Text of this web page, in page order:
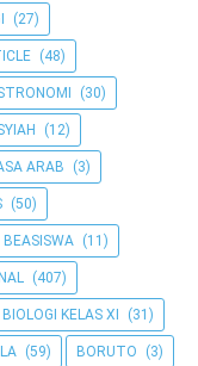
(27)
(48)
(30)
(12)
ARAB (3)
(50)
BEASISWA (11)
(407)
BIOLOGI KELAS XI (31)
(59) BORUTO (3)